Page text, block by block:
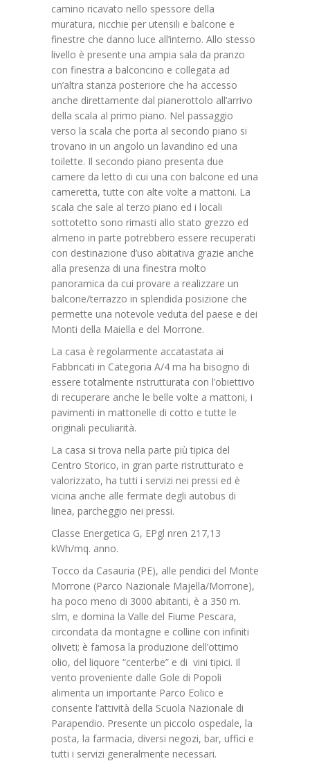
camino ricavato nello spessore della
muratura, nicchie per utensili e balcone e
finestre che danno luce all’interno. Allo stesso
livello è presente una ampia sala da pranzo
con finestra a balconcino e collegata ad
un’altra stanza posteriore che ha accesso
anche direttamente dal pianerottolo all’arrivo
della scala al primo piano. Nel passaggio
verso la scala che porta al secondo piano si
trovano in un angolo un lavandino ed una
toilette. Il secondo piano presenta due
camere da letto di cui una con balcone ed una
cameretta, tutte con alte volte a mattoni. La
scala che sale al terzo piano ed i locali
sottotetto sono rimasti allo stato grezzo ed
almeno in parte potrebbero essere recuperati
con destinazione d’uso abitativa grazie anche
alla presenza di una finestra molto
panoramica da cui provare a realizzare un
balcone/terrazzo in splendida posizione che
permette una notevole veduta del paese e dei
Monti della Maiella e del Morrone.
La casa è regolarmente accatastata ai
Fabbricati in Categoria A/4 ma ha bisogno di
essere totalmente ristrutturata con l’obiettivo
di recuperare anche le belle volte a mattoni, i
pavimenti in mattonelle di cotto e tutte le
originali peculiarità.
La casa si trova nella parte più tipica del
Centro Storico, in gran parte ristrutturato e
valorizzato, ha tutti i servizi nei pressi ed è
vicina anche alle fermate degli autobus di
linea, parcheggio nei pressi.
Classe Energetica G, EPgl nren 217,13
kWh/mq. anno.
Tocco da Casauria (PE), alle pendici del Monte
Morrone (Parco Nazionale Majella/Morrone),
ha poco meno di 3000 abitanti, è a 350 m.
slm, e domina la Valle del Fiume Pescara,
circondata da montagne e colline con infiniti
oliveti; è famosa la produzione dell’ottimo
olio, del liquore “centerbe” e di vini tipici. Il
vento proveniente dalle Gole di Popoli
alimenta un importante Parco Eolico e
consente l’attività della Scuola Nazionale di
Parapendio. Presente un piccolo ospedale, la
posta, la farmacia, diversi negozi, bar, uffici e
tutti i servizi generalmente necessari.